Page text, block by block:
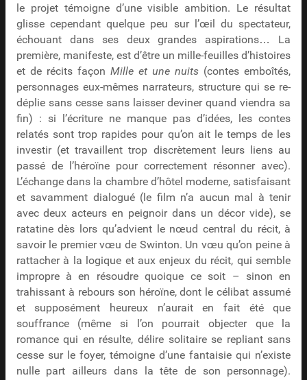
le projet témoigne d’une visible ambition. Le résultat
glisse cependant quelque peu sur l’œil du spectateur,
échouant dans ses deux grandes aspirations… La
première, manifeste, est d’être un mille-feuilles d’histoires
et de récits façon Mille et une nuits (contes emboîtés,
personnages eux-mêmes narrateurs, structure qui se re-
déplie sans cesse sans laisser deviner quand viendra sa
fin) : si l’écriture ne manque pas d’idées, les contes
relatés sont trop rapides pour qu’on ait le temps de les
investir (et travaillent trop discrètement leurs liens au
passé de l’héroïne pour correctement résonner avec).
L’échange dans la chambre d’hôtel moderne, satisfaisant
et savamment dialogué (le film n’a aucun mal à tenir
avec deux acteurs en peignoir dans un décor vide), se
ratatine dès lors qu’advient le nœud central du récit, à
savoir le premier vœu de Swinton. Un vœu qu’on peine à
rattacher à la logique et aux enjeux du récit, qui semble
impropre à en résoudre quoique ce soit – sinon en
trahissant à rebours son héroïne, dont le célibat assumé
et supposément heureux n’aurait en fait été que
souffrance (même si l’on pourrait objecter que la
romance qui en résulte, délire solitaire se repliant sans
cesse sur le foyer, témoigne d’une fantaisie qui n’existe
nulle part ailleurs dans la tête de son personnage).